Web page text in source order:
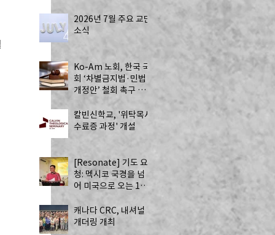
2026년 7월 주요 교단
소식
Ko-Am 노회, 한국 국
회 ‘차별금지법·민법
개정안’ 철회 촉구 성
칼빈신학교, '위탁목사
수료증 과정' 개설
[Resonate] 기도 요
청: 멕시코 국경을 넘
어 미국으로 오는 13
명의 자원봉사자 - 하
나님의 치유를 전하는
사역
캐나다 CRC, 내셔널
개더링 개최